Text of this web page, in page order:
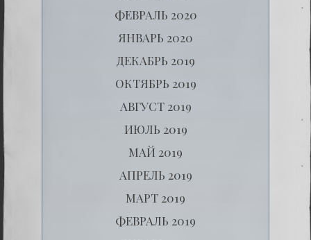
ФЕВРАЛЬ 2020
ЯНВАРЬ 2020
ДЕКАБРЬ 2019
ОКТЯБРЬ 2019
АВГУСТ 2019
ИЮЛЬ 2019
МАЙ 2019
АПРЕЛЬ 2019
МАРТ 2019
ФЕВРАЛЬ 2019